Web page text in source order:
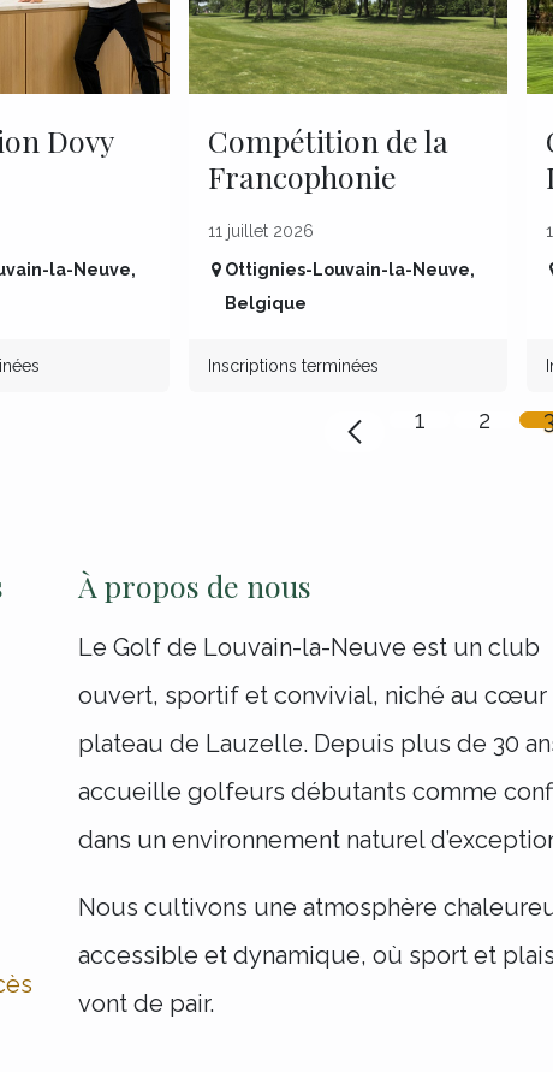
Dovy
la-Neuve,
Compétition de la
Francophonie
11 juillet 2026
Ottignies-Louvain-la-Neuve,
Belgique
Inscriptions terminées
1 2
À propos de nous
Le Golf de Louvain-la-Neuve est un club
ouvert, sportif et convivial, niché au cœur
plateau de Lauzelle. Depuis plus de 30
accueille golfeurs débutants comme
dans un environnement naturel
Nous cultivons une atmosphère
accessible et dynamique, où sport et
vont de pair.